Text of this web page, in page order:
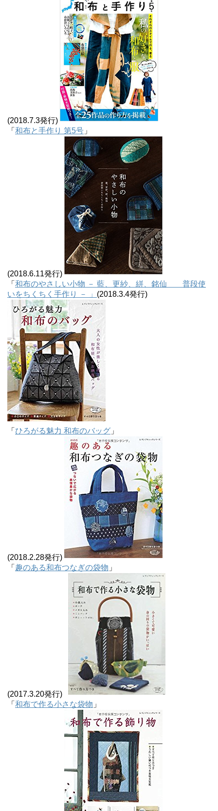
(2018.7.3発行)
「 和布と手作り 第5号 」
(2018.6.11発行)
「 和布のやさしい小物 － 藍、更紗、絣、銘仙 普段使
いをちくちく手作り － 」 (2018.3.4発行)
「 ひろがる魅力 和布のバッグ 」
(2018.2.28発行)
「 趣のある和布つなぎの袋物 」
(2017.3.20発行)
「 和布で作る小さな袋物 」